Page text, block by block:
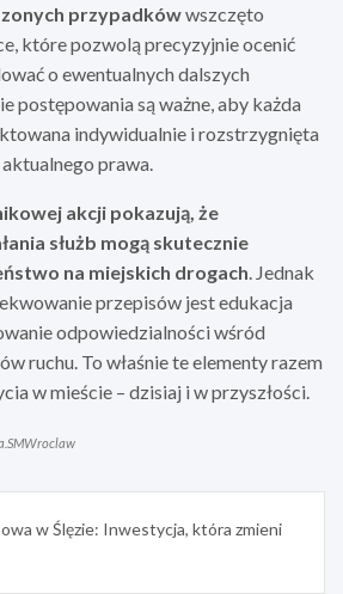
przypadkówwszczęto
które pozwolą precyzyjnie ocenić
o ewentualnych dalszych
postępowania są ważne, aby każda
indywidualnie i rozstrzygnięta
prawa.
akcji pokazują, że
służb mogą skutecznie
na miejskich drogach. Jednak
przepisów jest edukacja
odpowiedzialności wśród
ruchu. To właśnie te elementy razem
w mieście – dzisiaj i w przyszłości.
w Ślęzie: Inwestycja, która zmieni